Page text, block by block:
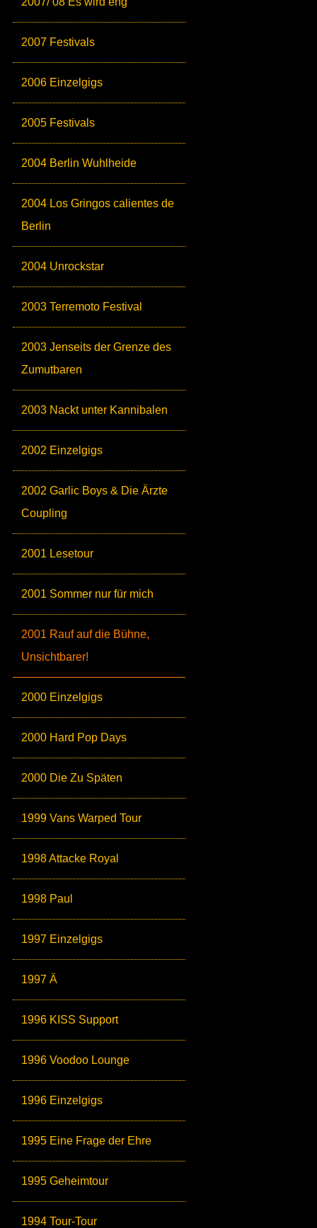
2007 Festivals
2006 Einzelgigs
2005 Festivals
2004 Berlin Wuhlheide
2004 Los Gringos calientes de
Berlin
2004 Unrockstar
2003 Terremoto Festival
2003 Jenseits der Grenze des
Zumutbaren
2003 Nackt unter Kannibalen
2002 Einzelgigs
2002 Garlic Boys & Die Ärzte
Coupling
2001 Lesetour
2001 Sommer nur für mich
2001 Rauf auf die Bühne,
Unsichtbarer!
2000 Einzelgigs
2000 Hard Pop Days
2000 Die Zu Späten
1999 Vans Warped Tour
1998 Attacke Royal
1998 Paul
1997 Einzelgigs
1997 Ä
1996 KISS Support
1996 Voodoo Lounge
1996 Einzelgigs
1995 Eine Frage der Ehre
1995 Geheimtour
1994 Tour-Tour